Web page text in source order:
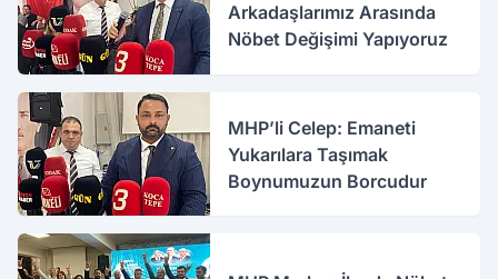
Arkadaşlarımız Arasında
Nöbet Değişimi Yapıyoruz
MHP’li Celep: Emaneti
Yukarılara Taşımak
Boynumuzun Borcudur